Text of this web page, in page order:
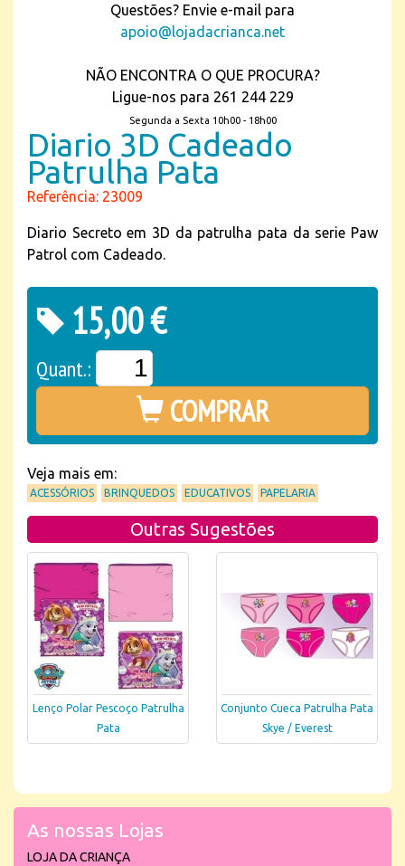
Questões? Envie e-mail para
apoio@lojadacrianca.net
NÃO ENCONTRA O QUE PROCURA?
Ligue-nos para 261 244 229
Segunda a Sexta 10h00 - 18h00
Diario 3D Cadeado
Patrulha Pata
Referência: 23009
Diario Secreto em 3D da patrulha pata da serie Paw
Patrol com Cadeado.
15,00 €
Quant.:
COMPRAR
Veja mais em:
ACESSÓRIOS BRINQUEDOS EDUCATIVOS PAPELARIA
Outras Sugestões
Lenço Polar Pescoço Patrulha
Pata
Conjunto Cueca Patrulha Pata
Skye / Everest
As nossas Lojas
LOJA DA CRIANÇA